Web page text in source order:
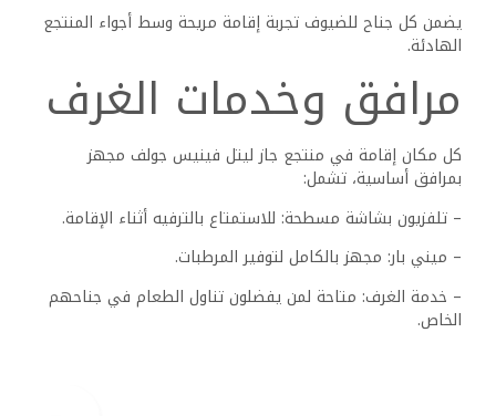
يضمن كل جناح للضيوف تجربة إقامة مريحة وسط أجواء المنتجع
الهادئة.
مرافق وخدمات الغرف
كل مكان إقامة في منتجع جاز ليتل فينيس جولف مجهز
بمرافق أساسية، تشمل:
– تلفزيون بشاشة مسطحة: للاستمتاع بالترفيه أثناء الإقامة.
– ميني بار: مجهز بالكامل لتوفير المرطبات.
– خدمة الغرف: متاحة لمن يفضلون تناول الطعام في جناحهم
الخاص.